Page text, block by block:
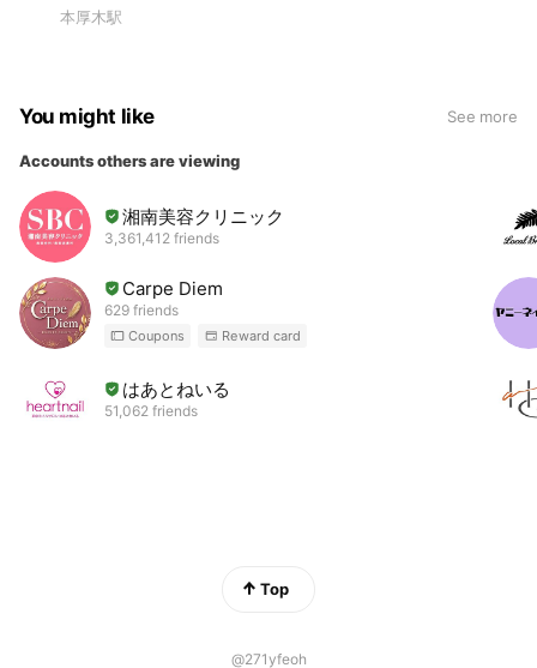
本厚木駅
You might like See more
Accounts others are viewing
湘南美容クリニック
3,361,412 friends
Carpe Diem
629 friends
Coupons Reward card
はあとねいる
51,062 friends
Top
@271yfeoh